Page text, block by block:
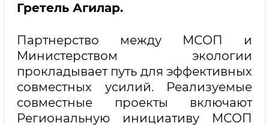
Гретель Агилар.
Партнерство между МСОП и
Министерством экологии
прокладывает путь для эффективных
совместных усилий. Реализуемые
совместные проекты включают
Региональную инициативу МСОП